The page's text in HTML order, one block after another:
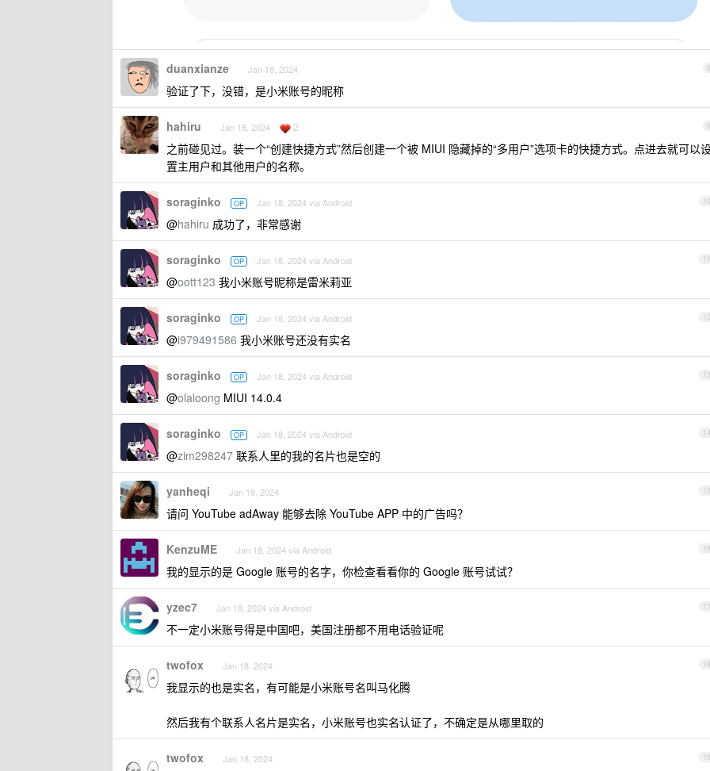
8
duanxianze Jan 18, 2024
验证了下，没错，是小米账号的昵称
9
hahiru Jan 18, 2024 2
之前碰见过。装一个“创建快捷方式”然后创建一个被 MIUI 隐藏掉的“多用户”选项卡的快捷方式。点进去就可以
置主用户和其他用户的名称。
10
soraginko OP Jan 18, 2024 via Android
@hahiru 成功了，非常感谢
11
soraginko OP Jan 18, 2024 via Android
@oott123 我小米账号昵称是雷米莉亚
12
soraginko OP Jan 18, 2024 via Android
@i979491586 我小米账号还没有实名
13
soraginko OP Jan 18, 2024 via Android
@olaloong MIUI 14.0.4
14
soraginko OP Jan 18, 2024 via Android
@zim298247 联系人里的我的名片也是空的
15
yanheqi Jan 18, 2024
请问 YouTube adAway 能够去除 YouTube APP 中的广告吗？
16
KenzuME Jan 18, 2024 via Android
我的显示的是 Google 账号的名字，你检查看看你的 Google 账号试试？
17
yzec7 Jan 18, 2024 via Android
不一定小米账号得是中国吧，美国注册都不用电话验证呢
18
twofox Jan 18, 2024
我显示的也是实名，有可能是小米账号名叫马化腾
然后我有个联系人名片是实名，小米账号也实名认证了，不确定是从哪里取的
19
twofox Jan 18, 2024